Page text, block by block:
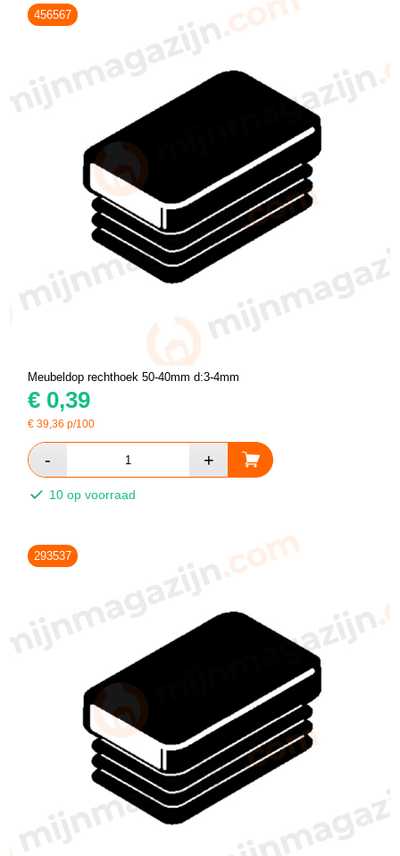
456567
Meubeldop rechthoek 50-40mm d:3-4mm
€ 0,39
€39,36 p/100
10 op voorraad
293537